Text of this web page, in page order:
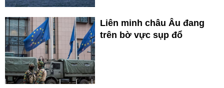
Liên minh châu Âu đang
trên bờ vực sụp đổ